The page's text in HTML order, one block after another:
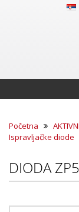
Početna
Ispravljačke diode
DIODA